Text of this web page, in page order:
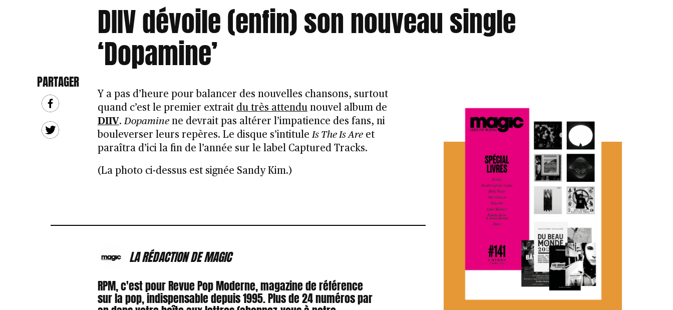
DIIV dévoile (enfin) son nouveau single
‘Dopamine’
PARTAGER
Y a pas d’heure pour balancer des nouvelles chansons, surtout
quand c’est le premier extrait du très attendu nouvel album de
DIIV. Dopaminene devrait pas altérer l’impatience des fans, ni
bouleverser leurs repères. Le disque s’intitule Is The Is Areet
paraîtra d’ici la fin de l’année sur le label Captured Tracks.
(La photo ci-dessus est signée Sandy Kim.)
LA RÉDACTION DE MAGIC
RPM, c'est pour Revue Pop Moderne, magazine de référence
sur la pop, indispensable depuis 1995. Plus de 24 numéros par